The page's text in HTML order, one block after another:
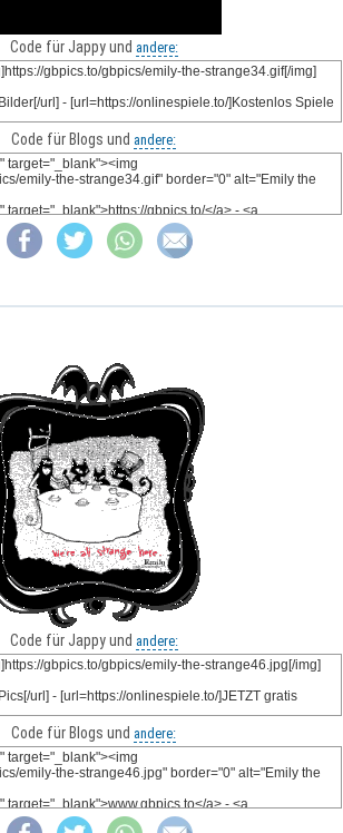
Code für Jappy und andere:
Code für Blogs und andere:
Code für Jappy und andere:
Code für Blogs und andere: